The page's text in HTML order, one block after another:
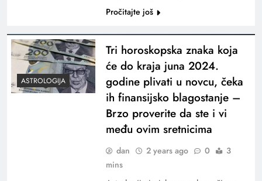
Pročitajte još
ASTROLOGIJA
Tri horoskopska znaka koja
će do kraja juna 2024.
godine plivati u novcu, čeka
ih finansijsko blagostanje –
Brzo proverite da ste i vi
među ovim sretnicima
dan 2 years ago 0
3
mins